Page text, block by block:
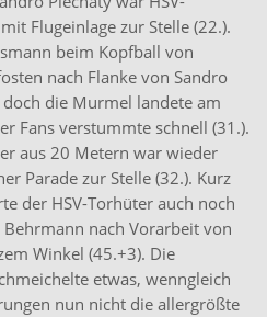
Flugeinlage zur Stelle (22.).
beim Kopfball von
nach Flanke von Sandro
doch die Murmel landete am
Fans verstummte schnell (31.).
aus 20 Metern war wieder
Parade zur Stelle (32.). Kurz
der HSV-Torhüter auch noch
nach Vorarbeit von
Winkel (45.+3). Die
etwas, wenngleich
nun nicht die allergrößte